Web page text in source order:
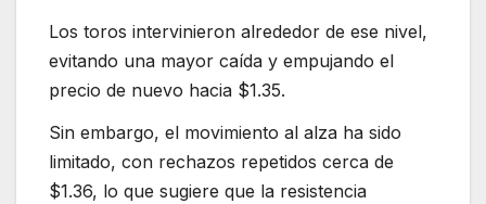
Los toros intervinieron alrededor de ese nivel,
evitando una mayor caída y empujando el
precio de nuevo hacia $1.35.
Sin embargo, el movimiento al alza ha sido
limitado, con rechazos repetidos cerca de
$1.36, lo que sugiere que la resistencia